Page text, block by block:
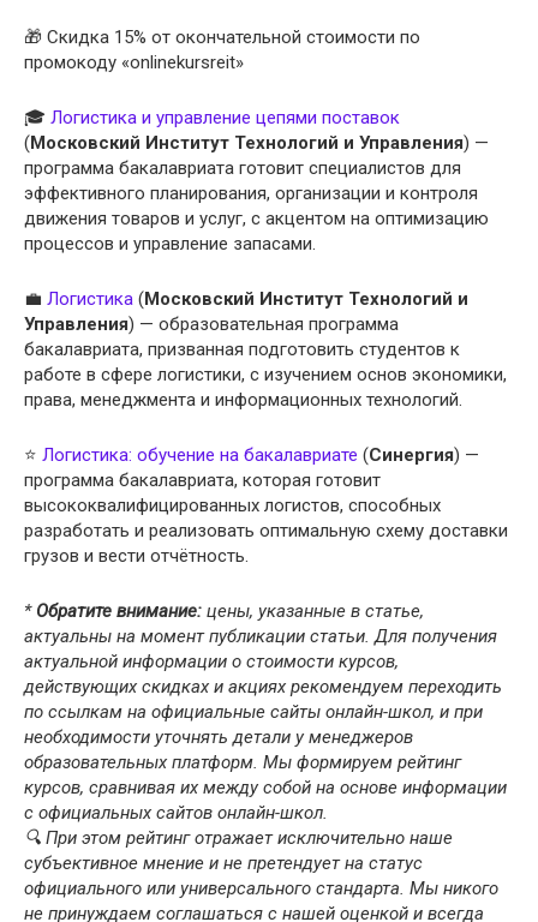
🎁 Скидка 15% от окончательной стоимости по
промокоду «onlinekursreit»
🎓 Логистика и управление цепями поставок
(Московский Институт Технологий и Управления) —
программа бакалавриата готовит специалистов для
эффективного планирования, организации и контроля
движения товаров и услуг, с акцентом на оптимизацию
процессов и управление запасами.
💼 Логистика (Московский Институт Технологий и
Управления) — образовательная программа
бакалавриата, призванная подготовить студентов к
работе в сфере логистики, с изучением основ экономики,
права, менеджмента и информационных технологий.
⭐ Логистика: обучение на бакалавриате (Синергия) —
программа бакалавриата, которая готовит
высококвалифицированных логистов, способных
разработать и реализовать оптимальную схему доставки
грузов и вести отчётность.
*Обратите внимание: цены, указанные в статье,
актуальны на момент публикации статьи. Для получения
актуальной информации о стоимости курсов,
действующих скидках и акциях рекомендуем переходить
по ссылкам на официальные сайты онлайн-школ, и при
необходимости уточнять детали у менеджеров
образовательных платформ. Мы формируем рейтинг
курсов, сравнивая их между собой на основе информации
с официальных сайтов онлайн-школ.
🔍 При этом рейтинг отражает исключительно наше
субъективное мнение и не претендует на статус
официального или универсального стандарта. Мы никого
не принуждаем соглашаться с нашей оценкой и всегда